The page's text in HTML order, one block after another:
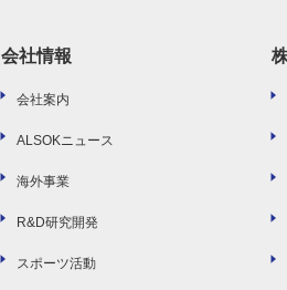
会社情報
会社案内
ALSOKニュース
海外事業
R&D研究開発
スポーツ活動